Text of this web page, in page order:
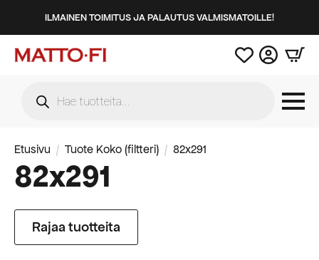
ILMAINEN TOIMITUS JA PALAUTUS VALMISMATOILLE!
search
Etusivu Tuote Koko (filtteri) 82x291
82x291
Rajaa tuotteita